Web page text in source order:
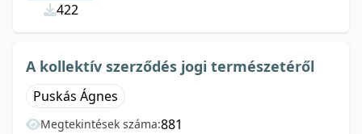
422
A kollektív szerződés jogi természetéről
Puskás Ágnes
Megtekintések száma:881